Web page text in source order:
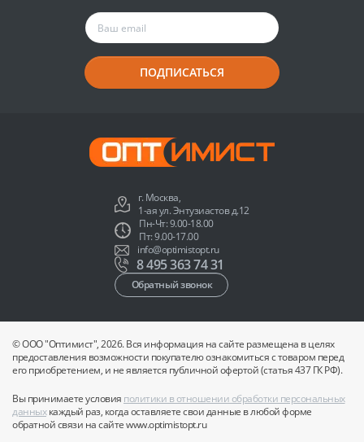
ПОДПИСАТЬСЯ
г. Москва,
1-ая ул. Энтузиастов д.12
Пн-Чт: 9.00-18.00
Пт: 9.00-17.00
info@optimistopt.ru
8 495 363 74 31
Обратный звонок
© ООО "Оптимист", 2026. Вся информация на сайте размещена в целях
предоставления возможности покупателю ознакомиться с товаром перед
его приобретением, и не является публичной офертой (статья 437 ГК РФ).
Вы принимаете условия политики в отношении обработки персональных
данныхкаждый раз, когда оставляете свои данные в любой форме
обратной связи на сайте www.optimistopt.ru